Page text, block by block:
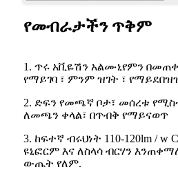
የመብራታችን ጥቅም
1. ጥሩ አቪዬሽን አልሙኒየምን
የማይገባ ፣ ምንም ዝገት ፣
2. ድፍን የመጫኛ ቦታ፣ መሰረቱ
ለመጫን ቀላል፣ በጥብቅ የማይናወጥ
3. ከፍተኛ ብሩህነት 110-120lm / w
ዩኒፎርም እና ለስላሳ ብርሃን
ውጤት የለም.